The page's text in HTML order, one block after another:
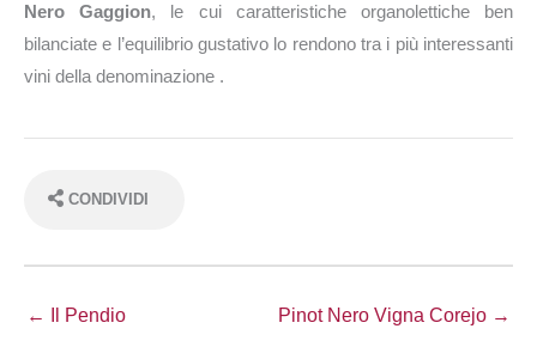
Nero Gaggion, le cui caratteristiche organolettiche ben
bilanciate e l’equilibrio gustativo lo rendono tra i più interessanti
vini della denominazione .
CONDIVIDI
← Il Pendio Pinot Nero Vigna Corejo →